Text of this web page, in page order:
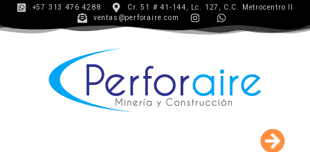
+57 313 476 4288
Cr. 51 # 41-144, Lc. 127, C.C. Metrocentro II
ventas@perforaire.com